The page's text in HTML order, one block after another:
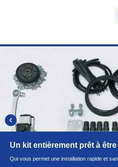
Un kit entièrement prêt à
Qui vous permet une installation rapide et